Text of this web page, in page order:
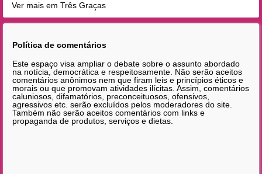
Ver mais em Três Graças
Política de comentários
Este espaço visa ampliar o debate sobre o assunto abordado
na notícia, democrática e respeitosamente. Não serão aceitos
comentários anônimos nem que firam leis e princípios éticos e
morais ou que promovam atividades ilícitas. Assim, comentários
caluniosos, difamatórios, preconceituosos, ofensivos,
agressivos etc. serão excluídos pelos moderadores do site.
Também não serão aceitos comentários com links e
propaganda de produtos, serviços e dietas.